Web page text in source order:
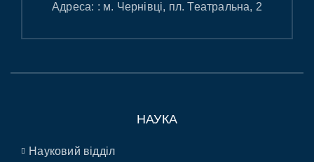
Адреса: : м. Чернівці, пл. Театральна, 2
НАУКА
Науковий відділ